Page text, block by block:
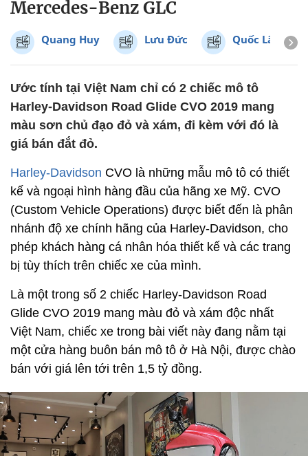
Mercedes-Benz GLC
Quang Huy Lưu Đức Quốc Lâm
Ước tính tại Việt Nam chỉ có 2 chiếc mô tô
Harley-Davidson Road Glide CVO 2019 mang
màu sơn chủ đạo đỏ và xám, đi kèm với đó là
giá bán đắt đỏ.
Harley-Davidson CVO là những mẫu mô tô có thiết
kế và ngoại hình hàng đầu của hãng xe Mỹ. CVO
(Custom Vehicle Operations) được biết đến là phân
nhánh độ xe chính hãng của Harley-Davidson, cho
phép khách hàng cá nhân hóa thiết kế và các trang
bị tùy thích trên chiếc xe của mình.
Là một trong số 2 chiếc Harley-Davidson Road
Glide CVO 2019 mang màu đỏ và xám độc nhất
Việt Nam, chiếc xe trong bài viết này đang nằm tại
một cửa hàng buôn bán mô tô ở Hà Nội, được chào
bán với giá lên tới trên 1,5 tỷ đồng.